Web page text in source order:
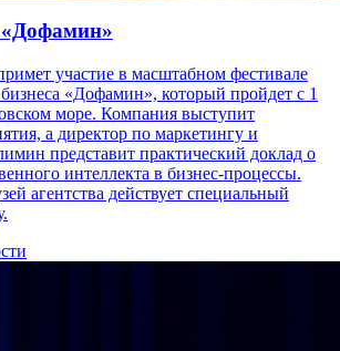
участие в масштабном фестивале
«Дофамин», который пройдет с 1
море. Компания выступит
а директор по маркетингу и
представит практический доклад о
интеллекта в бизнес-процессы.
агентства действует специальный